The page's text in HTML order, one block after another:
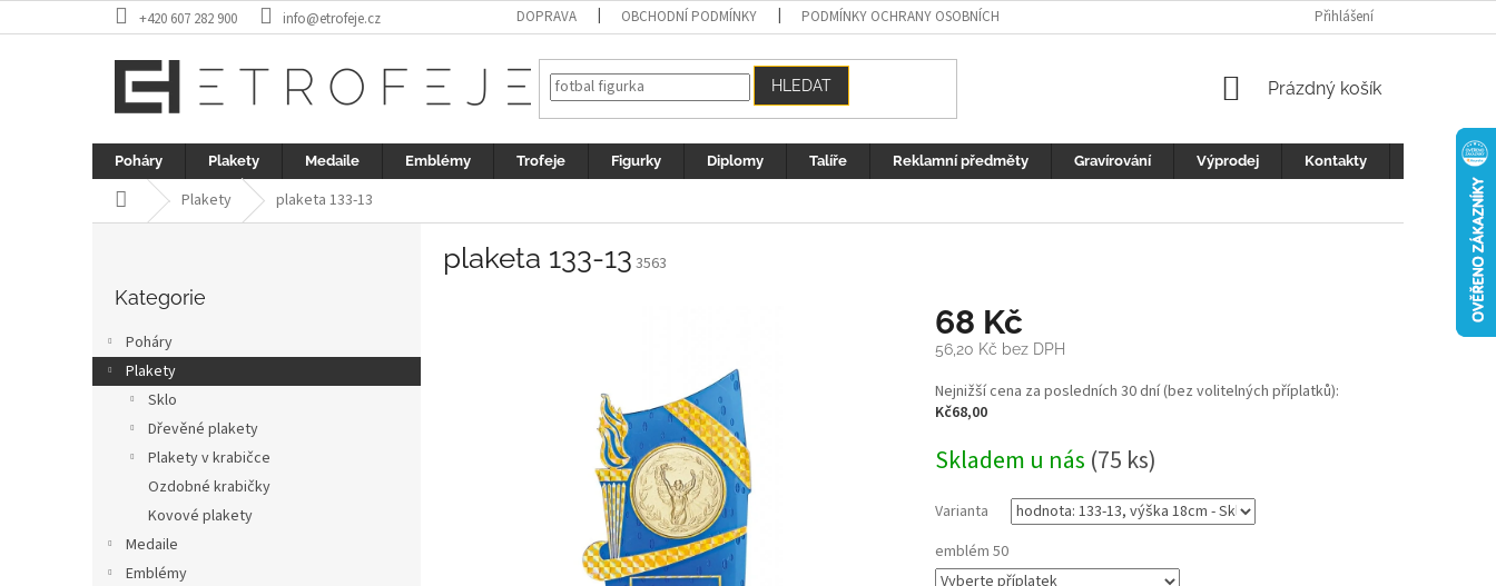
na
+420 607 282 900 info@etrofeje.cz DOPRAVA OBCHODNÍ PODMÍNKY PODMÍNKY OCHRANY OSOBNÍCH ÚDAJŮ REKLAMACE
Přihlášení
HLEDAT
NÁKUPNÍ
Prázdný košík
Poháry Plakety Medaile Emblémy Trofeje Figurky Diplomy Talíře Reklamní předměty Gravírování Výprodej Kontakty
Domů Plakety plaketa 133-13
a
n
kategorie
Kategorie
Poháry
Plakety
Sklo
Dřevěné plakety
Plakety v krabičce
Ozdobné krabičky
Kovové plakety
Medaile
Emblémy
plaketa 133-13 3563
68 Kč
56,20 Kč bez DPH
Měrná
cena:
Nejnižší cena za posledních 30 dní (bez volitelných příplatků):
Kč68,00
Skladem u nás (75 ks)
Varianta
emblém 50